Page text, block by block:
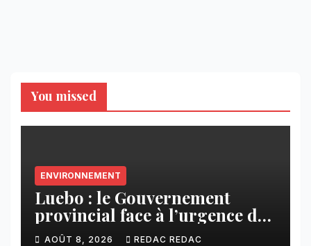
You missed
ENVIRONNEMENT
Luebo : le Gouvernement
provincial face à l’urgence des
érosions qui menacent la cité
AOÛT 8, 2026 REDAC REDAC